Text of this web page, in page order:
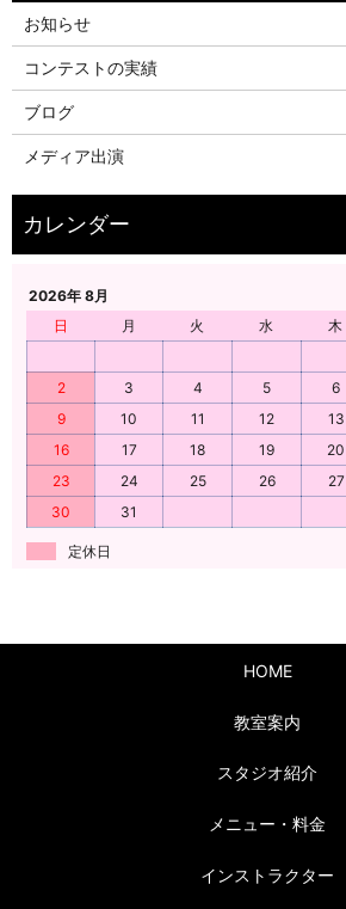
お知らせ
コンテストの実績
ブログ
メディア出演
2026年 8月
日
月 火 水 木
2
3 4 5 6
9
10 11 12 13
16
17 18 19 20
23
24 25 26 27
30
31
定休日
HOME
教室案内
スタジオ紹介
メニュー・料金
インストラクター